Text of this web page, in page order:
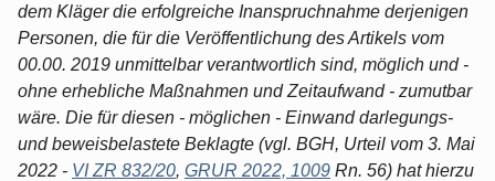
dem Kläger die erfolgreiche Inanspruchnahme derjenigen
Personen, die für die Veröffentlichung des Artikels vom
00.00. 2019 unmittelbar verantwortlich sind, möglich und -
ohne erhebliche Maßnahmen und Zeitaufwand - zumutbar
wäre. Die für diesen - möglichen - Einwand darlegungs-
und beweisbelastete Beklagte (vgl. BGH, Urteil vom 3. Mai
2022 - VI ZR 832/20, GRUR 2022, 1009 Rn. 56) hat hierzu